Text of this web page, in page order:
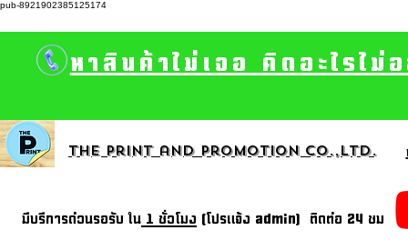
pub-8921902385125174
หาสินค้าไม่เจอ คิดอะไรไ
The print and promotion CO.,Ltd.
มีบรีการด่วนรอรับ ใน 1 ชั่วโมง (โปรแจ้ง admin) ติดต่อ 24 ชม